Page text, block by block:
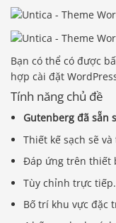
Bạn có thể có được
hợp cài đặt
Tính năng chủ đề
Gutenberg đã sẵn
Thiết kế sạch sẽ
Đáp ứng trên thiết
Tùy chỉnh trực tiếp.
Bố trí khu vực đặc